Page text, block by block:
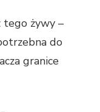
tego żywy –
do
granice